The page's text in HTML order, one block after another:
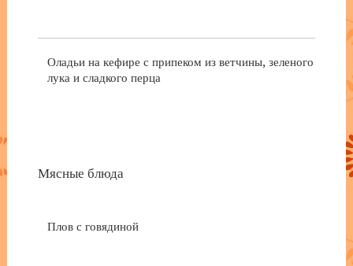
Оладьи на кефире с припеком из ветчины, зеленого
лука и сладкого перца
Мясные блюда
Плов с говядиной